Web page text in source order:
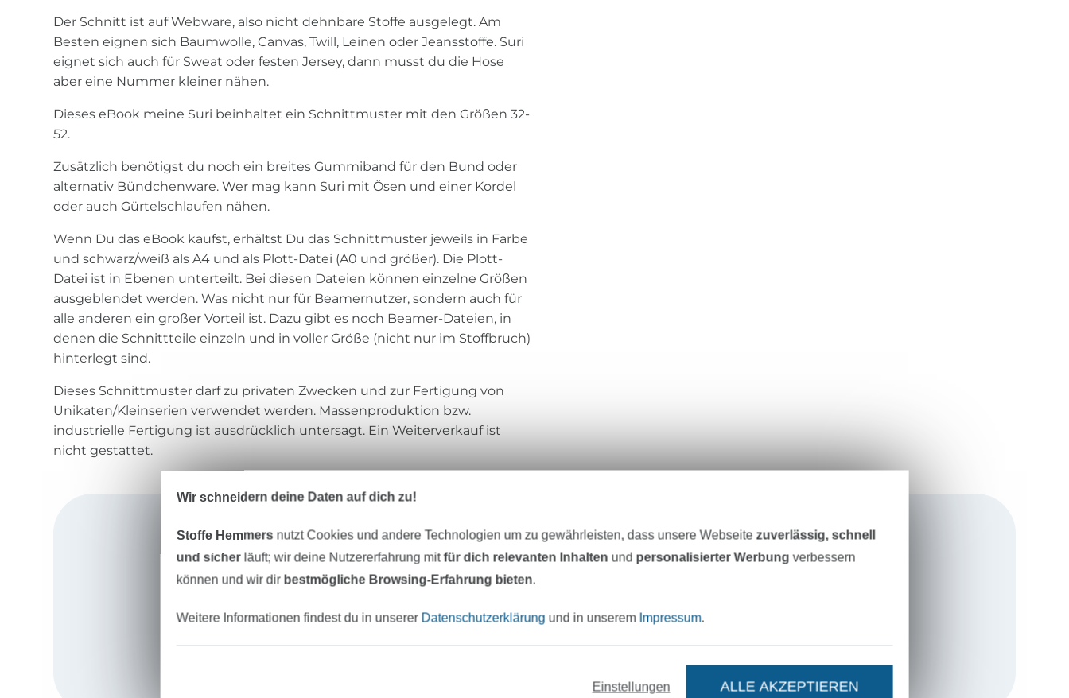
Der Schnitt ist auf Webware, also nicht dehnbare Stoffe ausgelegt. Am
Besten eignen sich Baumwolle, Canvas, Twill, Leinen oder Jeansstoffe. Suri
eignet sich auch für Sweat oder festen Jersey, dann musst du die Hose
aber eine Nummer kleiner nähen.
Dieses eBook meine Suri beinhaltet ein Schnittmuster mit den Größen 32-
52.
Zusätzlich benötigst du noch ein breites Gummiband für den Bund oder
alternativ Bündchenware. Wer mag kann Suri mit Ösen und einer Kordel
oder auch Gürtelschlaufen nähen.
Wenn Du das eBook kaufst, erhältst Du das Schnittmuster jeweils in Farbe
und schwarz/weiß als A4 und als Plott-Datei (A0 und größer). Die Plott-
Datei ist in Ebenen unterteilt. Bei diesen Dateien können einzelne Größen
ausgeblendet werden. Was nicht nur für Beamernutzer, sondern auch für
alle anderen ein großer Vorteil ist. Dazu gibt es noch Beamer-Dateien, in
denen die Schnittteile einzeln und in voller Größe (nicht nur im Stoffbruch)
hinterlegt sind.
Dieses Schnittmuster darf zu privaten Zwecken und zur Fertigung von
Unikaten/Kleinserien verwendet werden. Massenproduktion bzw.
industrielle Fertigung ist ausdrücklich untersagt. Ein Weiterverkauf ist
nicht gestattet.
Meine Herzenswelt
von Schleswig-Holstein. Seit unserer Gründung im Jahr
2011 sind wir zu einem kleinen, aber sehr
leidenschaftlichen Team gewachsen. Mit über einem
Jahrzehnt Erfahrung in der Entwicklung von
Wir schneidern deine Daten auf dich zu!
Stoffe Hemmers nutzt Cookies und andere Technologien um zu gewährleisten, dass unsere Webseite zuverlässig, schnell
und sicherläuft; wir deine Nutzererfahrung mitfür dich relevanten Inhalten und personalisierter Werbung verbessern
können und wir dir bestmögliche Browsing-Erfahrung bieten.
Weitere Informationen findest du in unserer Datenschutzerklärung und in unserem Impressum.
Einstellungen ALLE AKZEPTIEREN